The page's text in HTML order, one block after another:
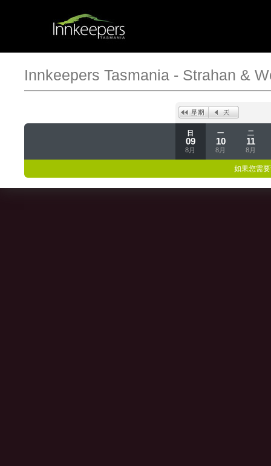
Innkeepers Tasmania - Strahan &
日
09
8月
一
10
8月
二
11
8月
如果您需